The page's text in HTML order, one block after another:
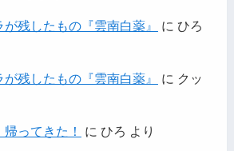
が残したもの『雲南白薬』 に ひろ
が残したもの『雲南白薬』 に クッ
帰ってきた！ に ひろ より